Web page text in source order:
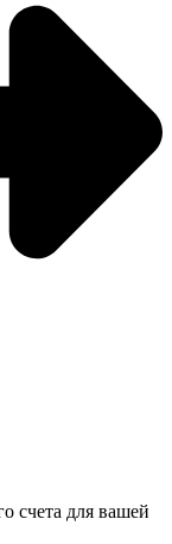
счета для вашей